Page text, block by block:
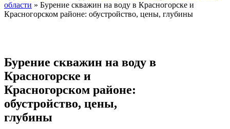
области » Бурение скважин на воду в Красногорске и
Красногорском районе: обустройство, цены, глубины
Бурение скважин на воду в
Красногорске и
Красногорском районе:
обустройство, цены,
глубины